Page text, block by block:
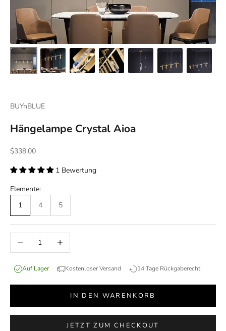
BUYnBLUE
Hängelampe Crystal Aioa
Angebot
$338.00
1 Bewertung
Elemente:
1
4 5
Anzahl verringernAnzahl erhöhen
Auf Lager Kostenloser Versand 14 Tage Rückgaberecht
IN DEN WARENKORB
JETZT ZUM CHECKOUT